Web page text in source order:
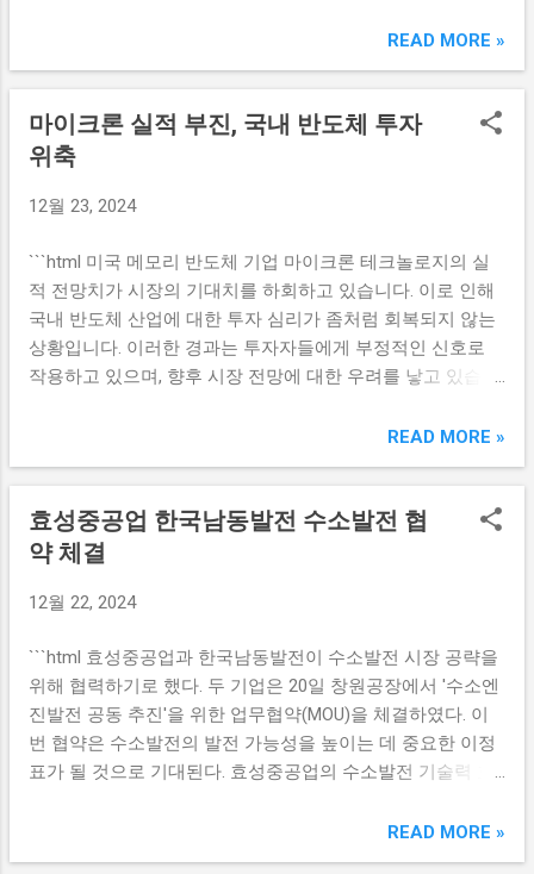
결산 후 일정에 따라 이루어지며, 각 회사마다 다소 차이가 있
을 수 있다. 배당금은 일반적으로 배당 고시일 이후 1~3주 이
변동될 수 있다. 따라서, 투자자들은 자신의 투자 회사의 배당
지급일정을 파악하는 것이 중요하다. 이를 통해 투자자들은
투자자들은 배당을 받을 수 있는 마감일과 지급일, 그리고 매
기준으로 2영업일이 반드시 넘어야 배당을 받을 수 있기 때문
에 마감일에 유의해야 한다. 이는 주식 시장의 특성상 주식을
매수한 즉시 배당권이...
호가 포착되면서 주목받고 있습니다. 이 신호는 일반적인 투
자 가이드라인에서 벗어나, 특정 조건을 충족시킬 때 생성되
는 메트릭입니다. MK시그널에서의 보유 신호는 특히 시간이
지남에 따라 지속적으로 긍정적인 수익률을 보여주며, 투자
자들에게 매력적인 기회를 제공합니다. 최근 몇 개월 동안 코
시키며 주가가 상승세를 보였습니다. 이러한 상승의 원인은
한 재무 구조가 효과를 나타내었습니다. 둘째, 코어카드의 제
품군이 소비자들 사이에서 좋은 반응을 얻으며 브랜드 가치
가 상승했습니다. 마지막으로, 시장 전반의 모멘텀 또한 코어
카드에 긍정적인 영향을 미쳤습니다. 전문가 분석 및 시장 전
망 전문가들은 코어카드의 보유 신호가 단기적인 수익률 상
분석하고 있습니다. 이들은 시장의 다양한 요소가 기업의 실
적에 미치는 영향을 고려하고 있으며, 특히 경쟁사 대비 우위
기술 혁신과 리더십 강화를 통해 성장을 도모할 것으로 예상
됩니다. 이에 따라 전문가들은 코어카드의 주가 상승에 대한
전문가들의 분석을 참고하여, 보다 전략적인 투자 결정을 내
장에서 코어카드의 보유 신호는 중요한 투자 결정을 내리는
데 있어 필수적인 아젠다로 자리 잡고 있습니다. 이러...
READ MORE »
마이크론 실적 부진, 국내 반도체 투자
위축
12월 23, 2024
```html 미국 메모리 반도체 기업 마이크론 테크놀로지의 실
적 전망치가 시장의 기대치를 하회하고 있습니다. 이로 인해
국내 반도체 산업에 대한 투자 심리가 좀처럼 회복되지 않는
상황입니다. 이러한 경과는 투자자들에게 부정적인 신호로
작용하고 있으며, 향후 시장 전망에 대한 우려를 낳고 있습니
적 부진은 여러 가지 요인에 의해 촉발되었습니다. 메모리 반
공급 과잉과 가격 하락으로 인해 큰 어려움을 겪고 있습니다.
특히 DRAM과 NAND 플래시 메모리의 가격이 지속적으로 하
락하면서 마이크론의 매출 감소가 더욱 두드러지고 있습니
게 하회하며, 시장의 우려를 더욱 키웠습니다. 이에 따라 마이
정적인 영향을 미쳤습니다. 많은 투자자들이 이러한 실적을
바탕으로 반도체 산업의 장기적인 성장 가능성에 대해 의문
을 제기하고 있습니다. 마이크론 실적 부진은 국내 반도체 기
업들에도 직접적인 영향을 미치고 있습니다. 글로벌 반도체
시장에서 한국 기업들이 마이크론과 경쟁하고 있는 만큼, 마
있습니다. 특히 삼성전자와 SK하이닉스와 같은 대형 기업들
의 주가도 마이크론의 실적과 연관돼 움직이는 경향이 있습
READ MORE »
효성중공업 한국남동발전 수소발전 협
약 체결
12월 22, 2024
```html 효성중공업과 한국남동발전이 수소발전 시장 공략을
위해 협력하기로 했다. 두 기업은 20일 창원공장에서 '수소엔
진발전 공동 추진'을 위한 업무협약(MOU)을 체결하였다. 이
번 협약은 수소발전의 발전 가능성을 높이는 데 중요한 이정
표가 될 것으로 기대된다. 효성중공업의 수소발전 기술력 효
해왔으며, 이번 협약을 통해 그 기술력을 더욱 강화할 예정이
다. 수소는 청정 에너지원으로 부각되면서 많은 기업들이 이
READ MORE »